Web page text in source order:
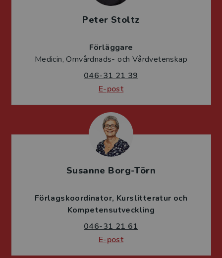
Peter Stoltz
Förläggare
Medicin, Omvårdnads- och Vårdvetenskap
046-31 21 39
E-post
Susanne Borg-Törn
Förlagskoordinator Kurslitteratur och
Kompetensutveckling
046-31 21 61
E-post